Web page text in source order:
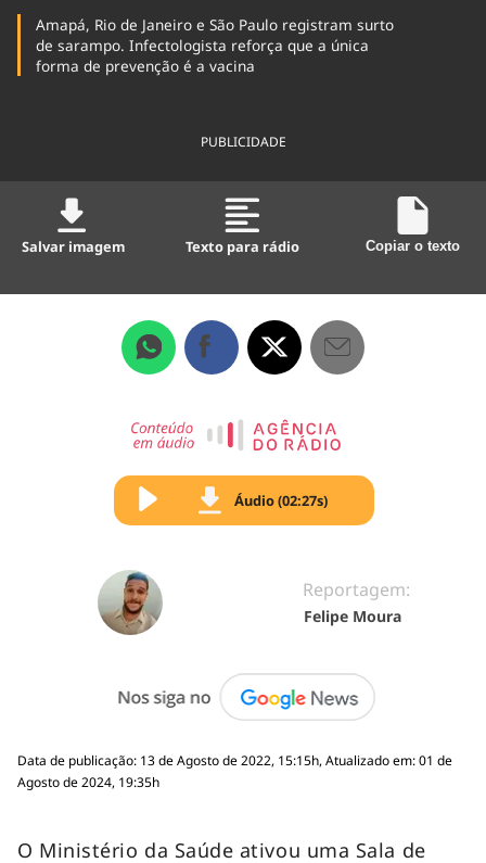
Amapá, Rio de Janeiro e São Paulo registram surto
de sarampo. Infectologista reforça que a única
forma de prevenção é a vacina
PUBLICIDADE
Salvar imagem Texto para rádio Copiar o texto
Áudio (02:27s)
Reportagem:
Felipe Moura
Data de publicação: 13 de Agosto de 2022, 15:15h, Atualizado em: 01 de
Agosto de 2024, 19:35h
O Ministério da Saúde ativou uma Sala de